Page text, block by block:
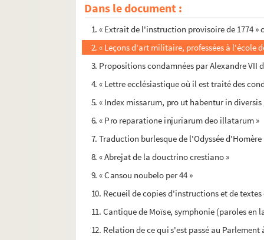
Dans le document :
1. « Extrait de l'instruction provisoire de 1774
2. « Leçons d'art militaire, professées à l'école
3. Propositions condamnées par Alexandre VII
4. « Lettre ecclésiastique où il est traité des
5. « Index missarum, pro ut habentur in
6. « Pro reparatione injuriarum deo illatarum »
7. Traduction burlesque de l'Odyssée
8. « Abrejat de la douctrino crestiano »
9. « Cansou noubelo per 44 »
10. Recueil de copies d'instructions et de
11. Cantique de Moïse, symphonie (paroles en
12. Relation de ce qui s'est passé au